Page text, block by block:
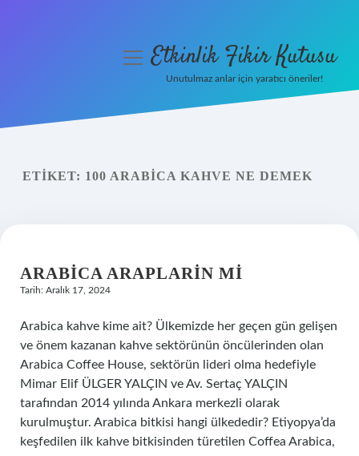
Yasal Uyarı
menüyüEtkinlik Fikir Kutusu
Unutulmaz anlar için yaratıcı öneriler!
ETIKET: 100 ARABICA KAHVE NE DEMEK
ARABICA ARAPLARIN MI
Tarih: Aralık 17, 2024
Arabica kahve kime ait? Ülkemizde her geçen gün gelişen
ve önem kazanan kahve sektörünün öncülerinden olan
Arabica Coffee House, sektörün lideri olma hedefiyle
Mimar Elif ÜLGER YALÇIN ve Av. Sertaç YALÇIN
tarafından 2014 yılında Ankara merkezli olarak
kurulmuştur. Arabica bitkisi hangi ülkededir? Etiyopya’da
keşfedilen ilk kahve bitkisinden türetilen Coffea Arabica,